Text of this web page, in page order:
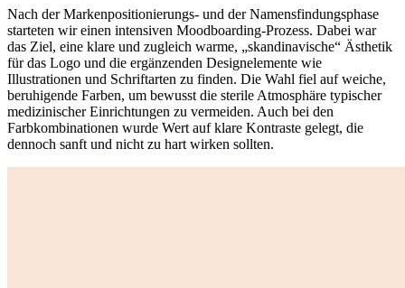
Nach der Markenpositionierungs- und der Namensfindungsphase
starteten wir einen intensiven Moodboarding-Prozess. Dabei war
das Ziel, eine klare und zugleich warme, „skandinavische“ Ästhetik
für das Logo und die ergänzenden Designelemente wie
Illustrationen und Schriftarten zu finden. Die Wahl fiel auf weiche,
beruhigende Farben, um bewusst die sterile Atmosphäre typischer
medizinischer Einrichtungen zu vermeiden. Auch bei den
Farbkombinationen wurde Wert auf klare Kontraste gelegt, die
dennoch sanft und nicht zu hart wirken sollten.